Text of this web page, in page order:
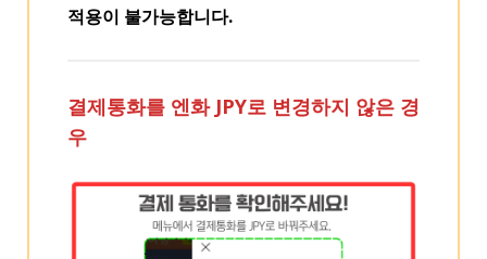
적용이 불가능합니다.
결제통화를 엔화 JPY로 변경하지 않은 경
우